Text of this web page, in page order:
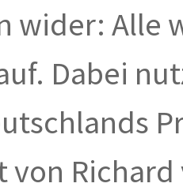
wider: Alle
Dabei
von